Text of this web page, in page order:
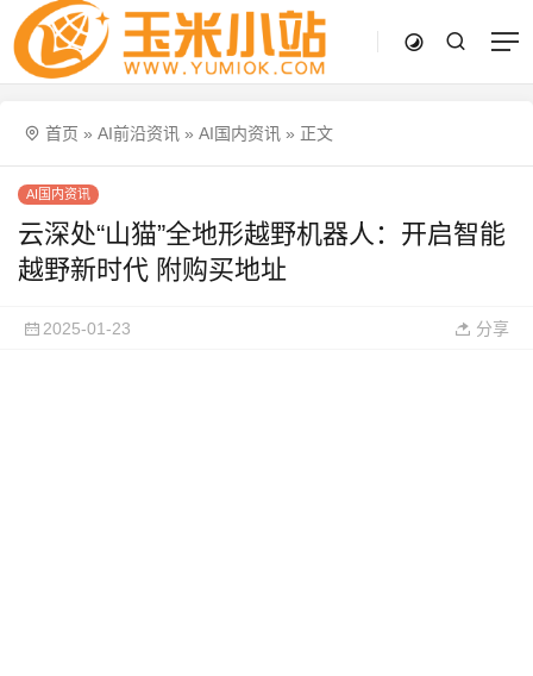
首页 » AI前沿资讯 » AI国内资讯 » 正文
AI国内资讯
云深处“山猫”全地形越野机器人：开启智能
越野新时代 附购买地址
2025-01-23 分享